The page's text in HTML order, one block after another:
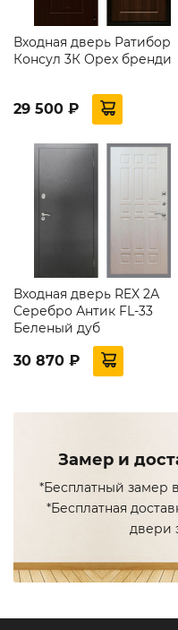
Входная дверь Ратибор
Консул 3К Орех бренди
29 500 ₽
Входная дверь REX 2А
Серебро Антик FL-33
Беленый дуб
30 870 ₽
Замер и
*Бесплатный замер
*Бесплатная
двери